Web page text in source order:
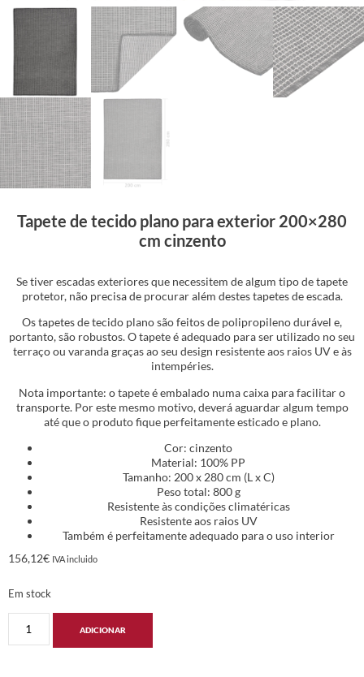
Tapete de tecido plano para exterior 200×280
cm cinzento
Se tiver escadas exteriores que necessitem de algum tipo de tapete
protetor, não precisa de procurar além destes tapetes de escada.
Os tapetes de tecido plano são feitos de polipropileno durável e,
portanto, são robustos. O tapete é adequado para ser utilizado no seu
terraço ou varanda graças ao seu design resistente aos raios UV e às
intempéries.
Nota importante: o tapete é embalado numa caixa para facilitar o
transporte. Por este mesmo motivo, deverá aguardar algum tempo
até que o produto fique perfeitamente esticado e plano.
Cor: cinzento
Material: 100% PP
Tamanho: 200 x 280 cm (L x C)
Peso total: 800 g
Resistente às condições climatéricas
Resistente aos raios UV
Também é perfeitamente adequado para o uso interior
156,12€ IVA incluido
Em stock
ADICIONAR